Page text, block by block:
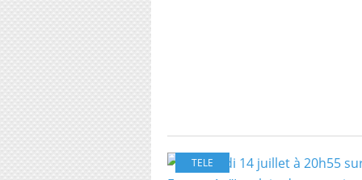
TELE